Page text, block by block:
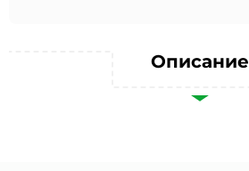
Описание